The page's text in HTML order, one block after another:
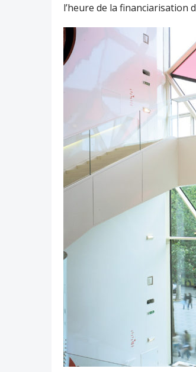
l’heure de la financiarisation